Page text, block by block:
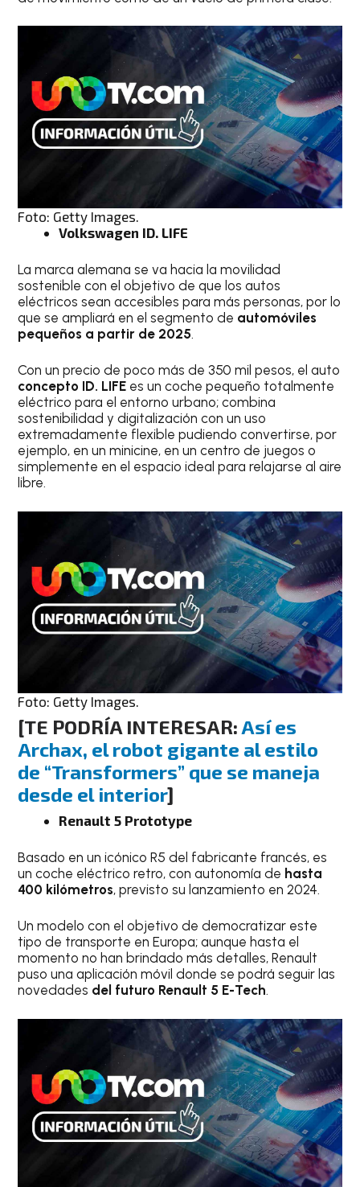
Foto: Getty Images.
Volkswagen ID. LIFE
La marca alemana se va hacia la movilidad
sostenible con el objetivo de que los autos
eléctricos sean accesibles para más personas, por lo
que se ampliará en el segmento de automóviles
pequeños a partir de 2025.
Con un precio de poco más de 350 mil pesos, el auto
concepto ID. LIFE es un coche pequeño totalmente
eléctrico para el entorno urbano; combina
sostenibilidad y digitalización con un uso
extremadamente flexible pudiendo convertirse, por
ejemplo, en un minicine, en un centro de juegos o
simplemente en el espacio ideal para relajarse al aire
libre.
Foto: Getty Images.
[TE PODRÍA INTERESAR: Así es
Archax, el robot gigante al estilo
de “Transformers” que se maneja
desde el interior]
Renault 5 Prototype
Basado en un icónico R5 del fabricante francés, es
un coche eléctrico retro, con autonomía de hasta
400 kilómetros, previsto su lanzamiento en 2024.
Un modelo con el objetivo de democratizar este
tipo de transporte en Europa; aunque hasta el
momento no han brindado más detalles, Renault
puso una aplicación móvil donde se podrá seguir las
novedades del futuro Renault 5 E-Tech.